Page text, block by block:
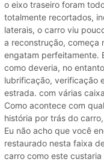
o eixo traseiro foram
totalmente recortados,
laterais, o carro viu
a reconstrução, começa
engatam perfeitamente.
como deveria, no
lubrificação, verificação
estrada. com várias
Como acontece com
história por trás do
Eu não acho que você
restaurado nesta faixa
carro como este